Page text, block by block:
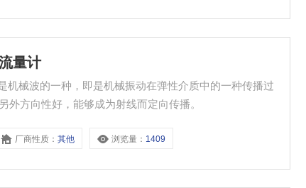
量计
机械波的一种，即是机械振动在弹性介质中的一种传播过
方向性好，能够成为射线而定向传播。
厂商性质：其他 浏览量： 1409